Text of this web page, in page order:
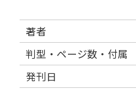
著者
判型・ページ数・付属
発刊日